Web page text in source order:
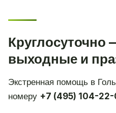
Круглосуточно
выходные и
Экстренная помощь в
номеру +7 (495) 104-